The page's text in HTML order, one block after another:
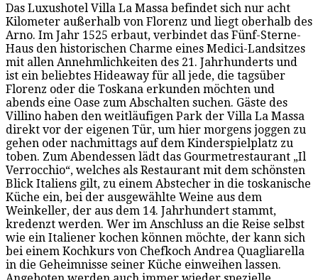
Das Luxushotel Villa La Massa befindet sich nur acht
Kilometer außerhalb von Florenz und liegt oberhalb des
Arno. Im Jahr 1525 erbaut, verbindet das Fünf-Sterne-
Haus den historischen Charme eines Medici-Landsitzes
mit allen Annehmlichkeiten des 21. Jahrhunderts und
ist ein beliebtes Hideaway für all jede, die tagsüber
Florenz oder die Toskana erkunden möchten und
abends eine Oase zum Abschalten suchen. Gäste des
Villino haben den weitläufigen Park der Villa La Massa
direkt vor der eigenen Tür, um hier morgens joggen zu
gehen oder nachmittags auf dem Kinderspielplatz zu
toben. Zum Abendessen lädt das Gourmetrestaurant „Il
Verrocchio“, welches als Restaurant mit dem schönsten
Blick Italiens gilt, zu einem Abstecher in die toskanische
Küche ein, bei der ausgewählte Weine aus dem
Weinkeller, der aus dem 14. Jahrhundert stammt,
kredenzt werden. Wer im Anschluss an die Reise selbst
wie ein Italiener kochen können möchte, der kann sich
bei einem Kochkurs von Chefkoch Andrea Quagliarella
in die Geheimnisse seiner Küche einweihen lassen.